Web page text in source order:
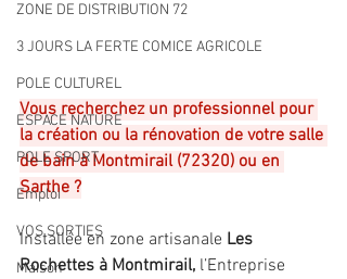
ZONE DE DISTRIBUTION 72
3 JOURS LA FERTE COMICE AGRICOLE
POLE CULTUREL
ESPACE NATURE
POLE SPORT
Emploi
VOS SORTIES
Maison
Vous recherchez un professionnel pour
la création ou la rénovation de votre salle
de bain à Montmirail (72320) ou en
Sarthe ?
Installée en zone artisanale Les
Rochettes à Montmirail, l’Entreprise